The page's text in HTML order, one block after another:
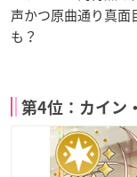
声かつ原曲通り真
も？
第4位：カイン